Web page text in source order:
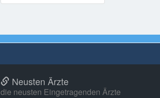
Neusten Ärzte
die neusten Eingetragenden Ärzte